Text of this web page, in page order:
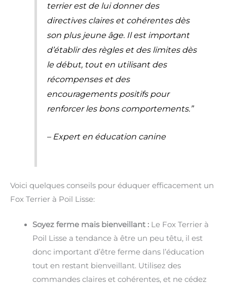
terrier est de lui donner des
directives claires et cohérentes dès
son plus jeune âge. Il est important
d’établir des règles et des limites dès
le début, tout en utilisant des
récompenses et des
encouragements positifs pour
renforcer les bons comportements.”
– Expert en éducation canine
Voici quelques conseils pour éduquer efficacement un
Fox Terrier à Poil Lisse:
Soyez ferme mais bienveillant :Le Fox Terrier à
Poil Lisse a tendance à être un peu têtu, il est
donc important d’être ferme dans l’éducation
tout en restant bienveillant. Utilisez des
commandes claires et cohérentes, et ne cédez